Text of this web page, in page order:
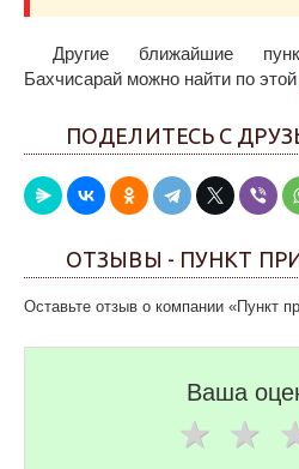
Другие ближайшие
Бахчисарай можно найти по этой
ПОДЕЛИТЕСЬ С
ОТЗЫВЫ - ПУНКТ
Оставьте отзыв о компании «Пункт
Ваша